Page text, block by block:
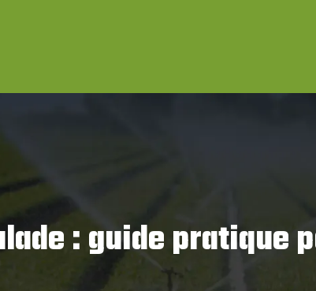
: guide pratique